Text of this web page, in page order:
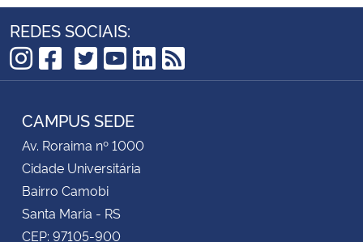
REDES SOCIAIS:
Instagram
Facebook
TikTok
Twitter
YouTube
LinkedIn
RSS
CAMPUS SEDE
Av. Roraima nº 1000
Cidade Universitária
Bairro Camobi
Santa Maria - RS
CEP: 97105-900